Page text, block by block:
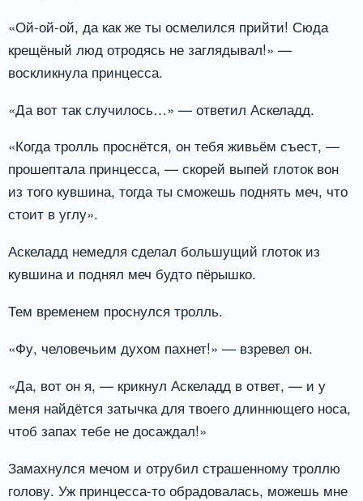
«Ой-ой-ой, да как же ты осмелился прийти! Сюда
крещёный люд отродясь не заглядывал!» —
воскликнула принцесса.
«Да вот так случилось…» — ответил Аскеладд.
«Когда тролль проснётся, он тебя живьём съест, —
прошептала принцесса, — скорей выпей глоток вон
из того кувшина, тогда ты сможешь поднять меч, что
стоит в углу».
Аскеладд немедля сделал большущий глоток из
кувшина и поднял меч будто пёрышко.
Тем временем проснулся тролль.
«Фу, человечьим духом пахнет!» — взревел он.
«Да, вот он я, — крикнул Аскеладд в ответ, — и у
меня найдётся затычка для твоего длиннющего носа,
чтоб запах тебе не досаждал!»
Замахнулся мечом и отрубил страшенному троллю
голову. Уж принцесса-то обрадовалась, можешь мне